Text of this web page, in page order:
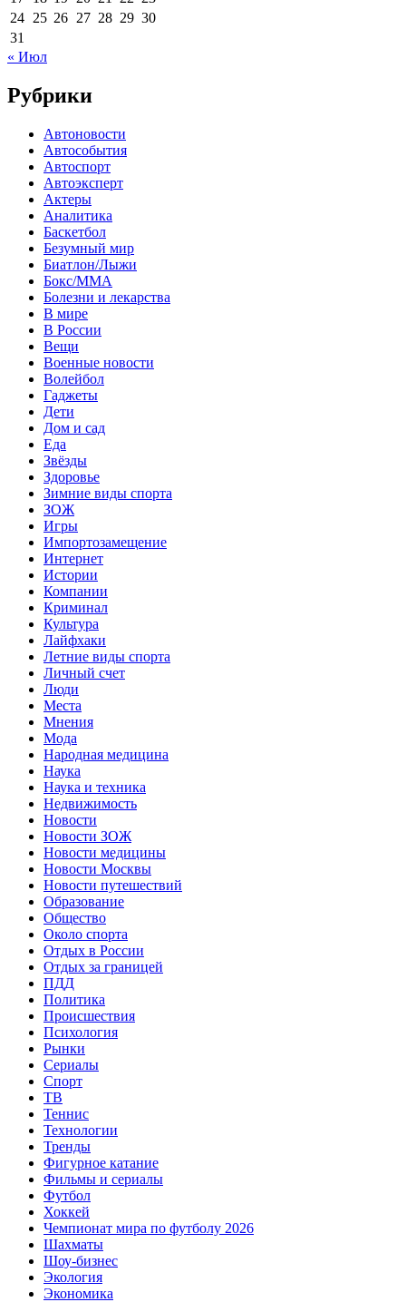
24 25 26 27 28 29 30
31
« Июл
Рубрики
Автоновости
Автособытия
Автоспорт
Автоэксперт
Актеры
Аналитика
Баскетбол
Безумный мир
Биатлон/Лыжи
Бокс/MMA
Болезни и лекарства
В мире
В России
Вещи
Военные новости
Волейбол
Гаджеты
Дети
Дом и сад
Еда
Звёзды
Здоровье
Зимние виды спорта
ЗОЖ
Игры
Импортозамещение
Интернет
Истории
Компании
Криминал
Культура
Лайфхаки
Летние виды спорта
Личный счет
Люди
Места
Мнения
Мода
Народная медицина
Наука
Наука и техника
Недвижимость
Новости
Новости ЗОЖ
Новости медицины
Новости Москвы
Новости путешествий
Образование
Общество
Около спорта
Отдых в России
Отдых за границей
ПДД
Политика
Происшествия
Психология
Рынки
Сериалы
Спорт
ТВ
Теннис
Технологии
Тренды
Фигурное катание
Фильмы и сериалы
Футбол
Хоккей
Чемпионат мира по футболу 2026
Шахматы
Шоу-бизнес
Экология
Экономика